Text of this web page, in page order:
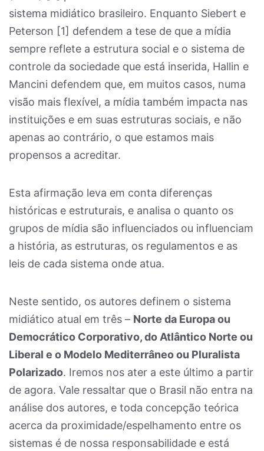
sistema midiático brasileiro. Enquanto Siebert e
Peterson [1] defendem a tese de que a mídia
sempre reflete a estrutura social e o sistema de
controle da sociedade que está inserida, Hallin e
Mancini defendem que, em muitos casos, numa
visão mais flexível, a mídia também impacta nas
instituições e em suas estruturas sociais, e não
apenas ao contrário, o que estamos mais
propensos a acreditar.
Esta afirmação leva em conta diferenças
históricas e estruturais, e analisa o quanto os
grupos de mídia são influenciados ou influenciam
a história, as estruturas, os regulamentos e as
leis de cada sistema onde atua.
Neste sentido, os autores definem o sistema
midiático atual em três – Norte da Europa ou
Democrático Corporativo, do Atlântico Norte ou
Liberal e o Modelo Mediterrâneo ou Pluralista
Polarizado. Iremos nos ater a este último a partir
de agora. Vale ressaltar que o Brasil não entra na
análise dos autores, e toda concepção teórica
acerca da proximidade/espelhamento entre os
sistemas é de nossa responsabilidade e está